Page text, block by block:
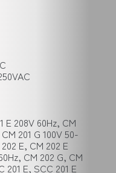
E 208V 60Hz, CM
201 G 100V 50-
E, CM 202 E
CM 202 G, CM
201 E, SCC 201 E